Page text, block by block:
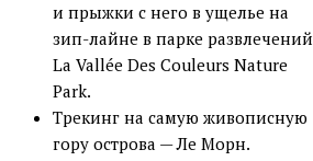
и прыжки с него в ущелье на
зип-лайне в парке развлечений
La Vallée Des Couleurs Nature
Park.
Трекинг на самую живописную
гору острова — Ле Морн.